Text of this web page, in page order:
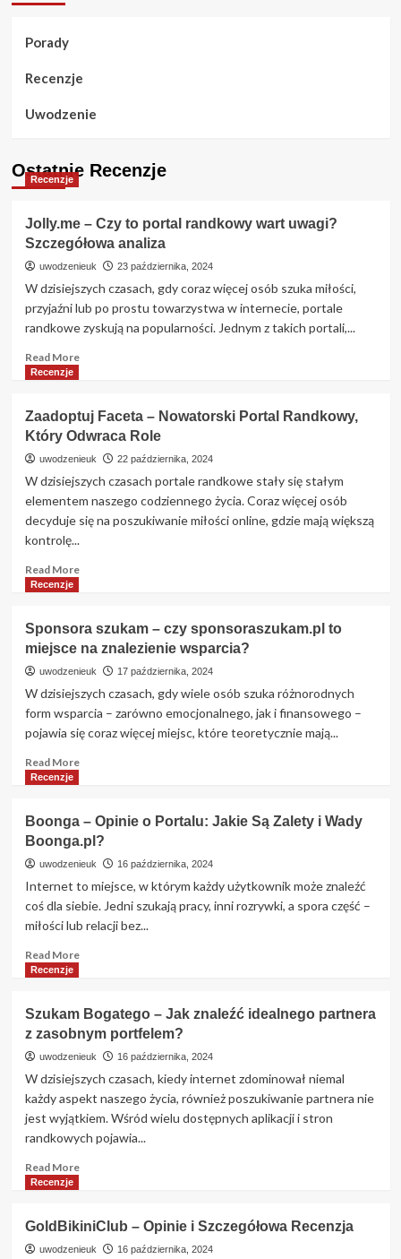
Porady
Recenzje
Uwodzenie
Ostatnie Recenzje
Recenzje
Jolly.me – Czy to portal randkowy wart uwagi?
Szczegółowa analiza
uwodzenieuk 23 października, 2024
W dzisiejszych czasach, gdy coraz więcej osób szuka miłości,
przyjaźni lub po prostu towarzystwa w internecie, portale
randkowe zyskują na popularności. Jednym z takich portali,...
Read MoreRead
–
Czy
to
portal
randkowy
wart
uwagi?
Szczegółowa
Recenzje
Zaadoptuj Faceta – Nowatorski Portal Randkowy,
Który Odwraca Role
uwodzenieuk 22 października, 2024
W dzisiejszych czasach portale randkowe stały się stałym
elementem naszego codziennego życia. Coraz więcej osób
decyduje się na poszukiwanie miłości online, gdzie mają większą
kontrolę...
Read MoreRead
Faceta
–
Nowatorski
Portal
Randkowy,
Który
Odwraca
Recenzje
Sponsora szukam – czy sponsoraszukam.pl to
miejsce na znalezienie wsparcia?
uwodzenieuk 17 października, 2024
W dzisiejszych czasach, gdy wiele osób szuka różnorodnych
form wsparcia – zarówno emocjonalnego, jak i finansowego –
pojawia się coraz więcej miejsc, które teoretycznie mają...
Read MoreRead
szukam
–
czy
sponsoraszukam.pl
miejsce
na
wsparcia?
Recenzje
Boonga – Opinie o Portalu: Jakie Są Zalety i Wady
Boonga.pl?
uwodzenieuk 16 października, 2024
Internet to miejsce, w którym każdy użytkownik może znaleźć
coś dla siebie. Jedni szukają pracy, inni rozrywki, a spora część –
miłości lub relacji bez...
Read MoreRead
–
Opinie
o
Portalu:
Jakie
Są
Zalety
i
Boonga.pl?
Recenzje
Szukam Bogatego – Jak znaleźć idealnego partnera
z zasobnym portfelem?
uwodzenieuk 16 października, 2024
W dzisiejszych czasach, kiedy internet zdominował niemal
każdy aspekt naszego życia, również poszukiwanie partnera nie
jest wyjątkiem. Wśród wielu dostępnych aplikacji i stron
randkowych pojawia...
Read MoreRead
Bogatego
–
Recenzje
GoldBikiniClub – Opinie i Szczegółowa Recenzja
uwodzenieuk 16 października, 2024